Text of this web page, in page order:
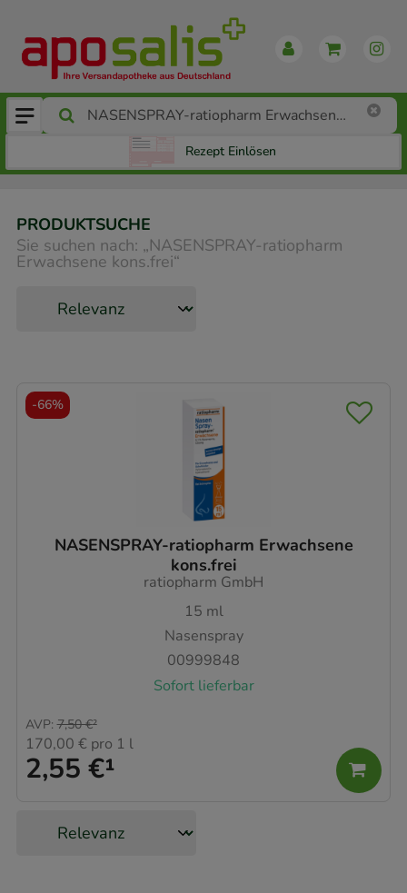
Rezept Einlösen
PRODUKTSUCHE
Sie suchen nach: „NASENSPRAY-ratiopharm
Erwachsene kons.frei“
NASENSPRAY-ratiopharm Erwachsene
kons.frei
ratiopharm GmbH
15 ml
Nasenspray
00999848
Sofort lieferbar
2,55 €¹
AVP: 7,50 €²
170,00 € pro 1 l
-66%